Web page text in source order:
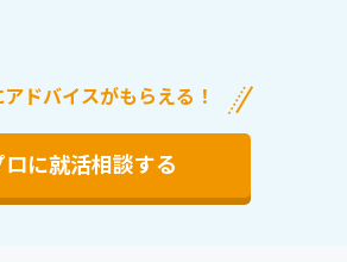
ドバイスがもらえる！
ロに就活相談する